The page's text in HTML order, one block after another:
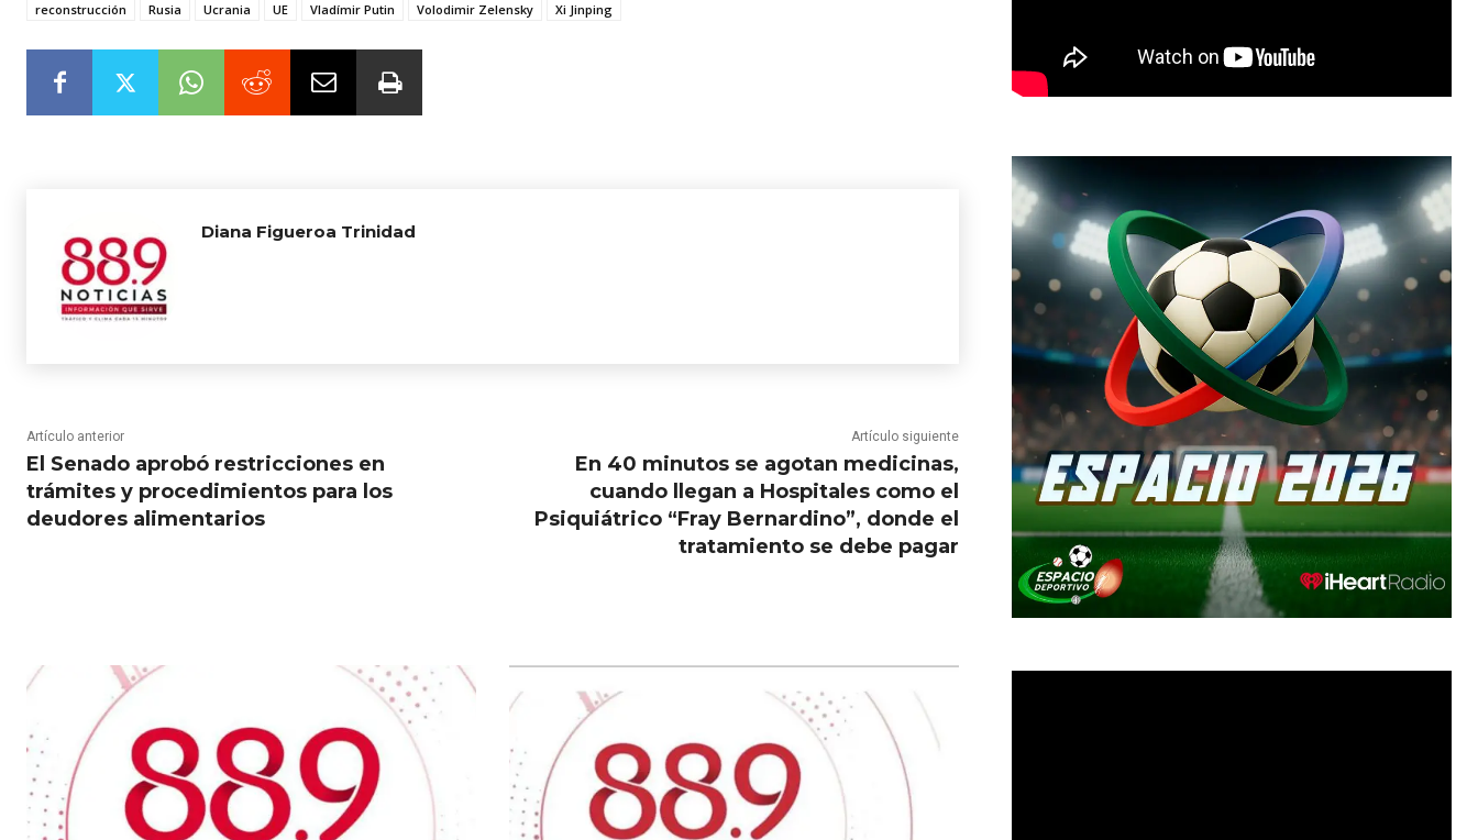
reconstrucción
Rusia Ucrania UE Vladímir Putin Volodimir Zelensky Xi Jinping
Diana Figueroa Trinidad
Artículo anterior
El Senado aprobó restricciones en
trámites y procedimientos para los
deudores alimentarios
Artículo siguiente
En 40 minutos se agotan medicinas,
cuando llegan a Hospitales como el
Psiquiátrico “Fray Bernardino”, donde el
tratamiento se debe pagar